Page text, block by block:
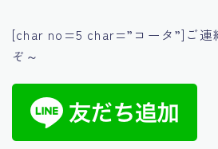
[char no=5 char=”コータ”]ご連
ぞ～